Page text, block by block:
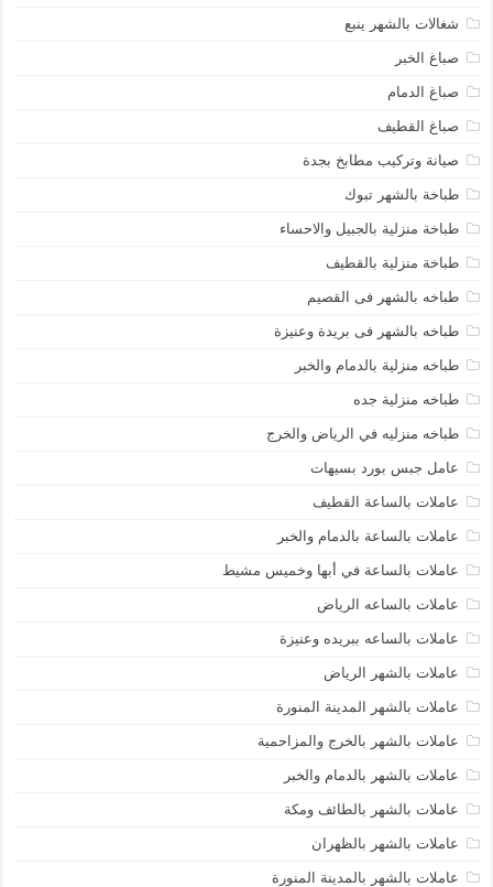
شغالات بالشهر ينبع
صباغ الخبر
صباغ الدمام
صباغ القطيف
صيانة وتركيب مطابخ بجدة
طباخة بالشهر تبوك
طباخة منزلية بالجبيل والاحساء
طباخة منزلية بالقطيف
طباخه بالشهر فى القصيم
طباخه بالشهر فى بريدة وعنيزة
طباخه منزلية بالدمام والخبر
طباخه منزلية جده
طباخه منزليه في الرياض والخرج
عامل جبس بورد بسيهات
عاملات بالساعة القطيف
عاملات بالساعة بالدمام والخبر
عاملات بالساعة في أبها وخميس مشيط
عاملات بالساعه الرياض
عاملات بالساعه ببريده وعنيزة
عاملات بالشهر الرياض
عاملات بالشهر المدينة المنورة
عاملات بالشهر بالخرج والمزاحمية
عاملات بالشهر بالدمام والخبر
عاملات بالشهر بالطائف ومكة
عاملات بالشهر بالظهران
عاملات بالشهر بالمدينة المنورة